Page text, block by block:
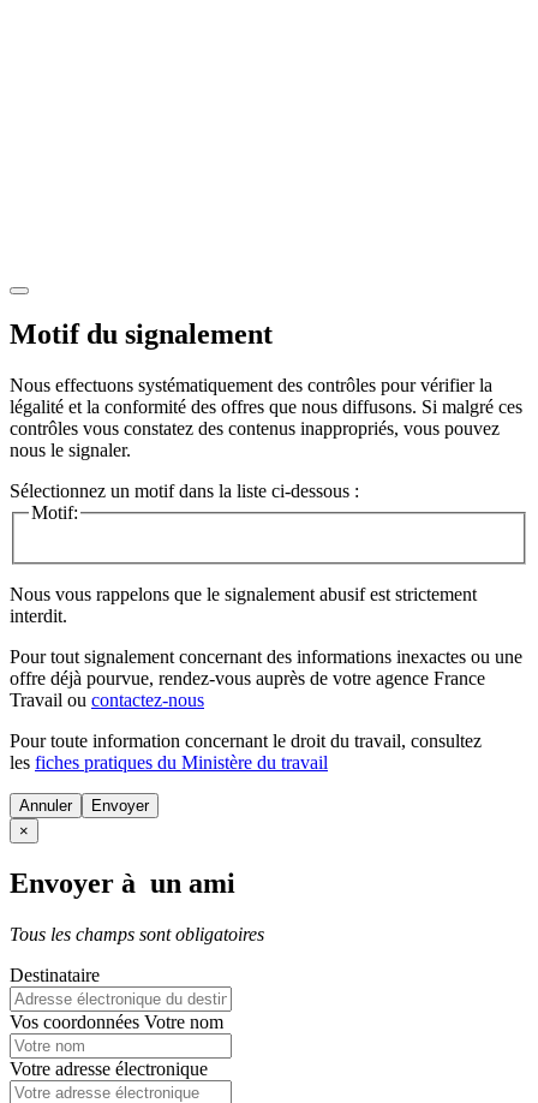
Motif du signalement
Nous effectuons systématiquement des contrôles pour vérifier la
légalité et la conformité des offres que nous diffusons. Si malgré ces
contrôles vous constatez des contenus inappropriés, vous pouvez
nous le signaler.
Sélectionnez un motif dans la liste ci-dessous :
Motif:
Nous vous rappelons que le signalement abusif est strictement
interdit.
Pour tout signalement concernant des informations inexactes ou une
offre déjà pourvue, rendez-vous auprès de votre agence France
Travail ou contactez-nous
Pour toute information concernant le droit du travail, consultez
les fiches pratiques du Ministère du travail
Annuler
×
Envoyer à un ami
Tous les champs sont obligatoires
Destinataire
Vos coordonnées Votre nom
Votre adresse électronique